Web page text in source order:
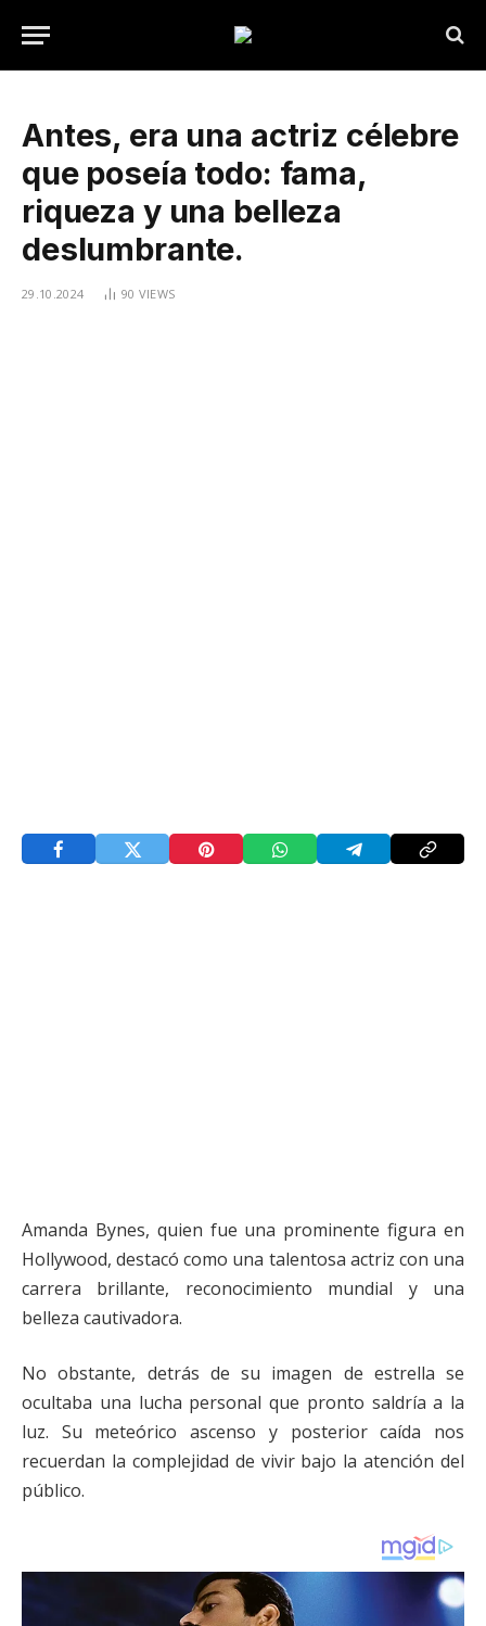
Antes, era una actriz célebre
que poseía todo: fama,
riqueza y una belleza
deslumbrante.
29.10.2024 90 VIEWS
Amanda Bynes, quien fue una prominente figura en
Hollywood, destacó como una talentosa actriz con una
carrera brillante, reconocimiento mundial y una
belleza cautivadora.
No obstante, detrás de su imagen de estrella se
ocultaba una lucha personal que pronto saldría a la
luz. Su meteórico ascenso y posterior caída nos
recuerdan la complejidad de vivir bajo la atención del
público.